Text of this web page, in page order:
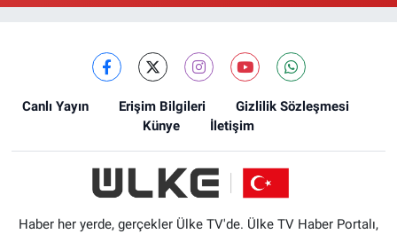
Canlı Yayın Erişim Bilgileri
Gizlilik Sözleşmesi
Künye
İletişim
Haber her yerde, gerçekler Ülke TV'de. Ülke TV Haber Portalı,